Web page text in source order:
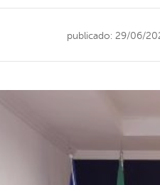
publicado: 29/06/